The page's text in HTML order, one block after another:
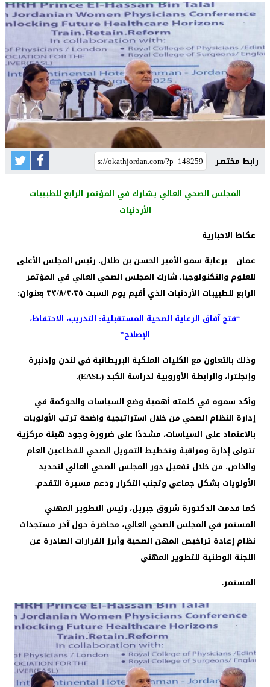
رابط مختصر
المجلس الصحي العالي يشارك في المؤتمر الرابع للطبيبات
الأردنيات
عكاظ الاخبارية
عمان – برعاية سمو الأمير الحسن بن طلال، رئيس المجلس الأعلى
للعلوم والتكنولوجيا، شارك المجلس الصحي العالي في المؤتمر
الرابع للطبيبات الأردنيات الذي أقيم يوم السبت ٢٣/٨/٢٠٢٥ بعنوان:
“فتح آفاق الرعاية الصحية المستقبلية: التدريب، الاحتفاظ،
الإصلاح”
وذلك بالتعاون مع الكليات الملكية البريطانية في لندن وإدنبرة
وإنجلترا، والرابطة الأوروبية لدراسة الكبد (EASL).
وأكد سموه في كلمته أهمية وضع السياسات والحوكمة في
إدارة النظام الصحي من خلال استراتيجية واضحة ترتب الأولويات
بالاعتماد على السياسات، مشددًا على ضرورة وجود هيئة مركزية
تتولى إدارة ومراقبة وتخطيط التمويل الصحي للقطاعين العام
والخاص، من خلال تفعيل دور المجلس الصحي العالي لتحديد
الأولويات بشكل جماعي وتجنب التكرار ودعم مسيرة التقدم.
كما قدمت الدكتورة شروق جبريل، رئيس التطوير المهني
المستمر في المجلس الصحي العالي، محاضرة حول آخر مستجدات
نظام إعادة تراخيص المهن الصحية وأبرز القرارات الصادرة عن
اللجنة الوطنية للتطوير المهني
المستمر.